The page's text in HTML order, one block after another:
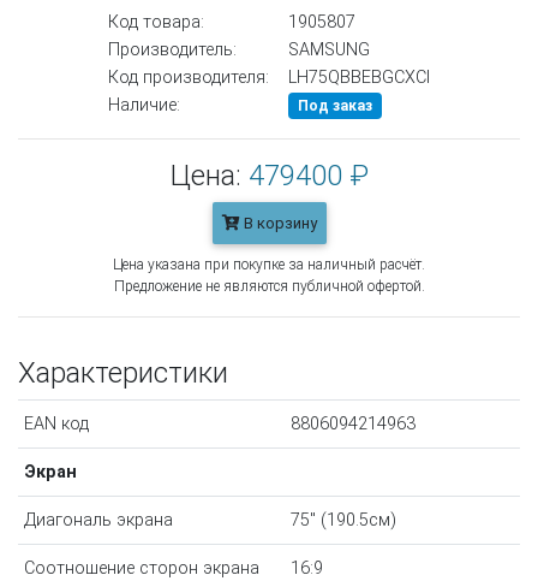
Код товара:
1905807
Производитель:
SAMSUNG
Код производителя:
LH75QBBEBGCXCI
Наличие:
Под заказ
Цена: 479400 ₽
В корзину
Цена указана при покупке за наличный расчёт.
Предложение не являются публичной офертой.
Характеристики
EAN код 8806094214963
Экран
Диагональ экрана 75" (190.5см)
Соотношение сторон экрана 16:9